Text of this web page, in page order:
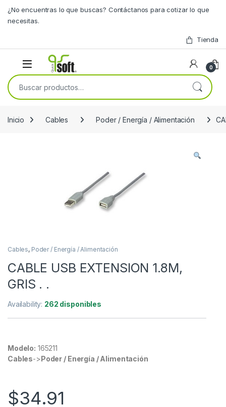
¿No encuentras lo que buscas? Contáctanos para cotizar lo que
necesitas.
Tienda
0
Buscar por:
Inicio Cables Poder / Energía / Alimentación
Cables, Poder / Energía / Alimentación
CABLE USB EXTENSION 1.8M,
GRIS . .
Availability: 262 disponibles
Modelo: 165211
Cables->Poder / Energía / Alimentación
$34.91